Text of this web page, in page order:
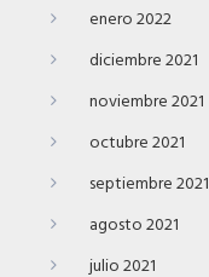
enero 2022
diciembre 2021
noviembre 2021
octubre 2021
septiembre 2021
agosto 2021
julio 2021